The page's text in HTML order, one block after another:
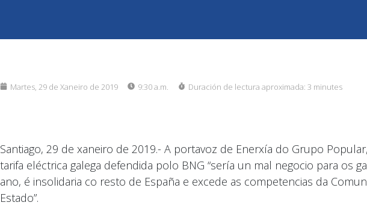
Martes, 29 de Xaneiro de 2019 9:30 a.m. Duración de lectura aproximada: 3 minutes
Santiago, 29 de xaneiro de 2019.- A portavoz de Enerxía do Grupo
tarifa eléctrica galega defendida polo BNG “sería un mal negocio para
ano, é insolidaria co resto de España e excede as competencias da
Estado”.